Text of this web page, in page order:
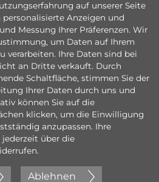
auf unserer Seite
personalisierte Anzeigen und
Messung Ihrer Präferenzen. Wir
um Daten auf Ihrem
verarbeiten. Ihre Daten sind bei
an Dritte verkauft. Durch
Schaltfläche, stimmen Sie der
Ihrer Daten durch uns und
können Sie auf die
klicken, um die Einwilligung
anzupassen. Ihre
über die
Ablehnen